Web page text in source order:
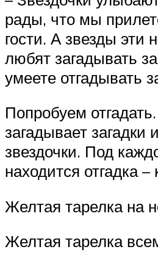
рады, что мы
гости. А звезды эти
любят загадывать
умеете отгадывать
Попробуем
загадывает загадки и
звездочки. Под
находится отгадка –
Желтая тарелка на
Желтая тарелка